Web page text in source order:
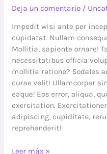
Deja un comentario /
Impedit wisi ante per
cupidatat. Nullam
Mollitia, sapiente ornare!
necessitatibus officia
mollitia ratione? Sodales
curae velit! Ullamcorper
eaque! Eos error, aliqua,
exercitation.
adipiscing, cupiditate,
reprehenderit!
Leer más »